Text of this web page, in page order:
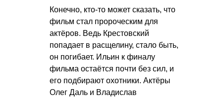
Конечно, кто-то может сказать, что
фильм стал пророческим для
актёров. Ведь Крестовский
попадает в расщелину, стало быть,
он погибает. Ильин к финалу
фильма остаётся почти без сил, и
его подбирают охотники. Актёры
Олег Даль и Владислав